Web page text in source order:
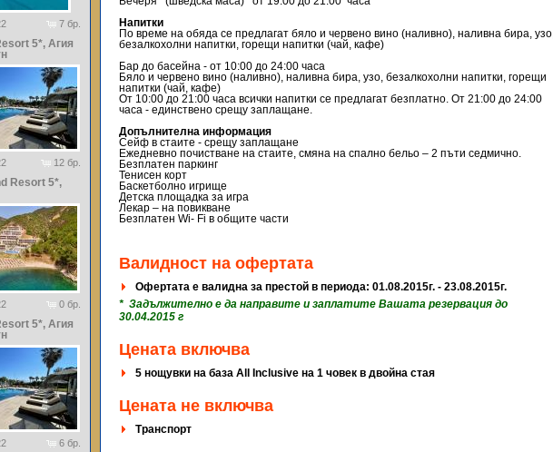
Напитки
По време на обяда се предлагат бяло и червено вино (наливно), наливна бира,
безалкохолни напитки, горещи напитки (чай, кафе)
Бар до басейна - от 10:00 до 24:00 часа
Бяло и червено вино (наливно), наливна бира, узо, безалкохолни напитки, горещи
напитки (чай, кафе)
От 10:00 до 21:00 часа всички напитки се предлагат безплатно. От 21:00 до 24:00
часа - единствено срещу заплащане.
Допълнителна информация
Сейф в стаите - срещу заплащане
Ежедневно почистване на стаите, смяна на спално бельо – 2 пъти седмично.
Безплатен паркинг
Тенисен корт
Баскетболно игрище
Детска площадка за игра
Лекар – на повикване
Безплатен Wi- Fi в общите части
Валидност на офертата
Офертата е валидна за престой в периода: 01.08.2015г. - 23.08.2015г.
* Задължително е да направите и заплатите Вашата резервация до
30.04.2015 г
Цената включва
5 нощувки на база All Inclusive на 1 човек в двойна стая
Цената не включва
Транспорт
7 бр.
5*, Агия
12 бр.
Resort 5*,
0 бр.
5*, Агия
6 бр.